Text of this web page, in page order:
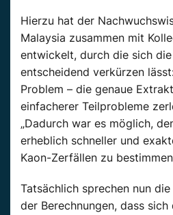
Hierzu hat der
Malaysia zusammen mit
entwickelt, durch die sich die
entscheidend verkürzen
Problem – die genaue
einfacherer Teilprobleme
„Dadurch war es möglich,
erheblich schneller und
Kaon-Zerfällen zu
Tatsächlich sprechen nun
der Berechnungen, dass